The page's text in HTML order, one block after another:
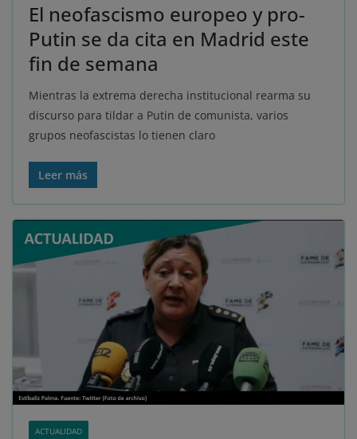
El neofascismo europeo y pro-
Putin se da cita en Madrid este
fin de semana
Mientras la extrema derecha institucional rearma su
discurso para tildar a Putin de comunista, varios
grupos neofascistas lo tienen claro
Leer más
ACTUALIDAD